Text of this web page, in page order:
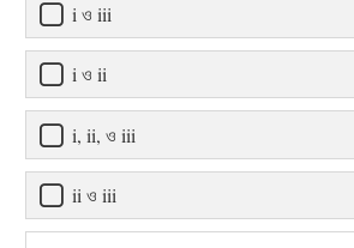
i ও iii
i ও ii
i, ii, ও iii
ii ও iii